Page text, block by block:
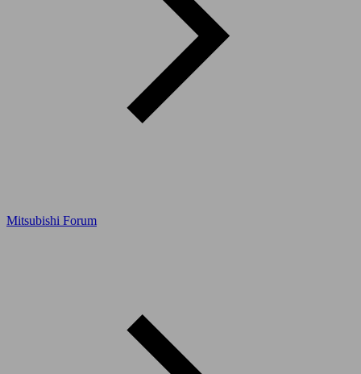
Mitsubishi Forum